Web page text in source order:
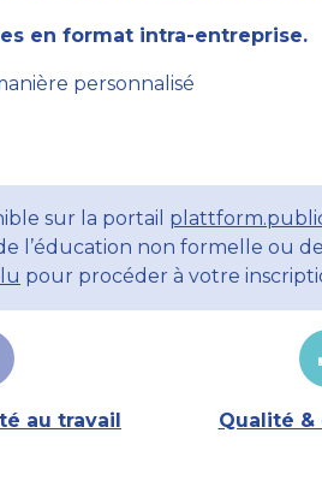
en format intra-entreprise.
personnalisé
sur la portail
l’éducation non formelle ou de
pour procéder à votre
au travail Qualité